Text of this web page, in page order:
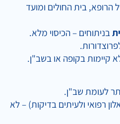
בית החולים ומועד
בניתוחים – הכיסוי מלא.
קיימות בקופה או בשב"ן.
לעומת שב"ן.
רפואי ולעיתים בדיקות) – לא